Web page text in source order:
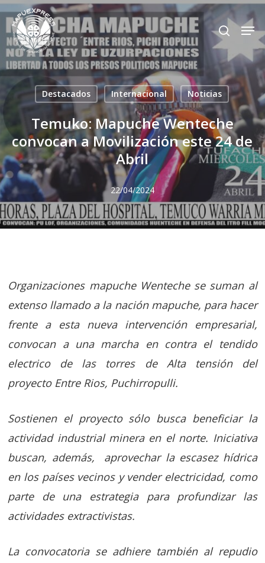
Skip
main
content
search
Destacados Internacional Noticias
Temuko: Mapuche Wenteche
convocan a Movilización este 24 de
Abril
22/04/2024
Organizaciones mapuche Wenteche se suman al
extenso llamado a la nación mapuche, para hacer
frente a esta nueva intervención empresarial,
convocan a una marcha en contra el tendido
electrico de las torres de Alta tensión del
proyecto Entre Rios, Puchirropulli.
Sostienen el proyecto sólo busca beneficiar la
actividad industrial minera en el norte. Iniciativa
buscan, además, aprovechar la escasez hídrica
en los países vecinos y vender electricidad, como
parte de una estrategia para profundizar las
actividades extractivistas.
La convocatoria se adhiere también al repudio
Close
Menu